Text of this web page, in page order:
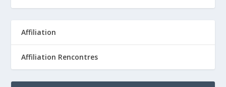
Affiliation
Affiliation Rencontres